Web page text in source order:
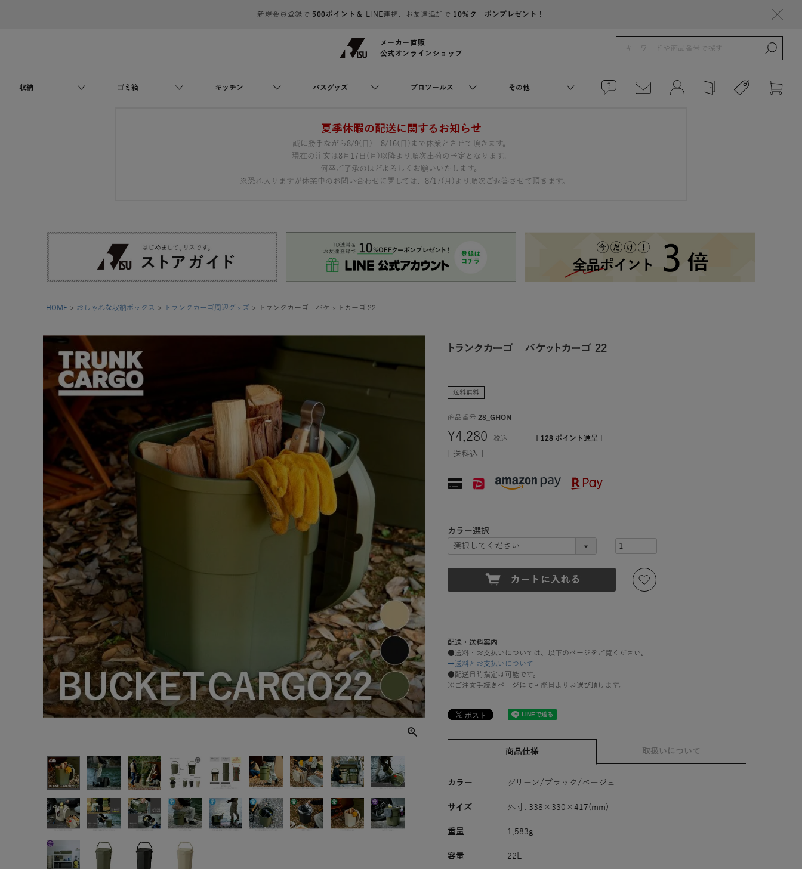
新規会員登録で 500ポイント＆ LINE連携、お友達追加で 10％クーポンプレゼント！
メーカー直販
公式オンラインショップ
収納 ゴミ箱 キッチン バスグッズ プロツールス その他
夏季休暇の配送に関するお知らせ
誠に勝手ながら8/9(日) - 8/16(日)まで休業とさせて頂きます。
現在の注文は8月17日(月)以降より順次出荷の予定となります。
何卒ご了承のほどよろしくお願いいたします。
※恐れ入りますが休業中のお問い合わせに関しては、8/17(月)より順次ご返答させて頂きます。
HOME おしゃれな収納ボックス トランクカーゴ周辺グッズ トランクカーゴ バケットカーゴ 22
トランクカーゴ バケットカーゴ 22
送料無料
商品番号 28_GHON
¥4,280 税込 128 ポイント進呈 ]
送料込
カラー選択
配送・送料案内
●送料・お支払いについては、以下のページをご覧ください。
→送料とお支払いについて
●配送日時指定は可能です。
※ご注文手続きページにて可能日よりお選び頂けます。
商品仕様 取扱いについて
カラー グリーン/ブラック/ベージュ
サイズ 外寸: 338×330×417(mm)
重量 1,583g
容量 22L